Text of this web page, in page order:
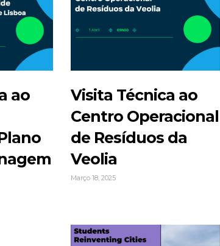
ao
Visita Técnica ao
Centro Operacional
de Resíduos da
Veolia
Março 18, 2025